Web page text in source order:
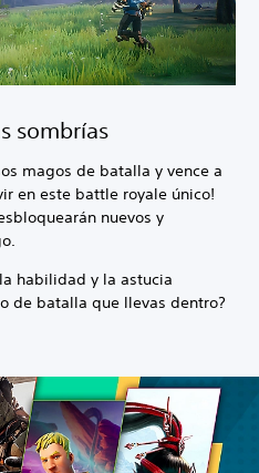
sombrías
magos de batalla y vence a
en este battle royale único!
nuevos y
habilidad y la astucia
de batalla que llevas dentro?